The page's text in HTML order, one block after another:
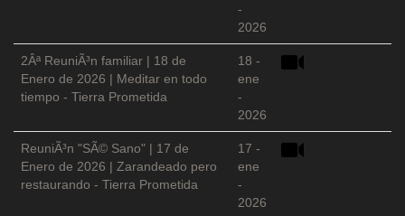
-
2026
2Âª ReuniÃ³n familiar | 18 de
Enero de 2026 | Meditar en todo
tiempo - Tierra Prometida
18 -
ene
-
2026
ReuniÃ³n "SÃ© Sano" | 17 de
Enero de 2026 | Zarandeado pero
restaurando - Tierra Prometida
17 -
ene
-
2026